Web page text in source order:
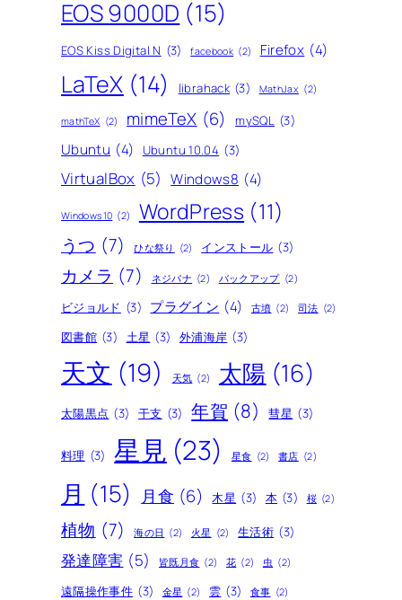
EOS 9000D (15)
EOS Kiss Digital N (3) facebook (2) Firefox (4)
LaTeX (14) librahack (3) MathJax (2)
mathTeX (2) mimeTeX (6) mySQL (3)
Ubuntu (4) Ubuntu 10.04 (3)
VirtualBox (5) Windows8 (4)
Windows10 (2) WordPress (11)
うつ (7) ひな祭り (2) インストール (3)
カメラ (7) ネジバナ (2) バックアップ (2)
ビジョルド (3) プラグイン (4) 古墳 (2) 司法 (2)
図書館 (3) 土星 (3) 外浦海岸 (3)
天文 (19) 天気 (2) 太陽 (16)
太陽黒点 (3) 干支 (3) 年賀 (8) 彗星 (3)
料理 (3) 星見 (23) 星食 (2) 書店 (2)
月 (15) 月食 (6) 木星 (3) 本 (3) 桜 (2)
植物 (7) 海の日 (2) 火星 (2) 生活術 (3)
発達障害 (5) 皆既月食 (2) 花 (2) 虫 (2)
遠隔操作事件 (3) 金星 (2) 雲 (3) 食事 (2)